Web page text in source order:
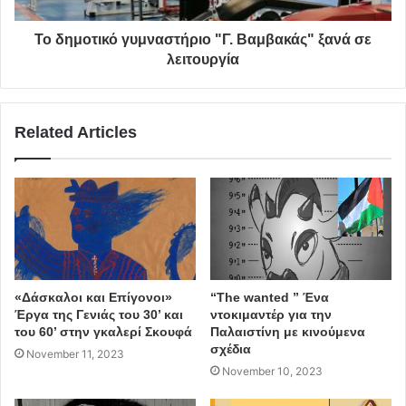
Το δημοτικό γυμναστήριο "Γ. Βαμβακάς" ξανά σε
λειτουργία
Related Articles
«Δάσκαλοι και Επίγονοι»
Έργα της Γενιάς του 30’ και
του 60’ στην γκαλερί Σκουφά
November 11, 2023
“The wanted ” Ένα
ντοκιμαντέρ για την
Παλαιστίνη με κινούμενα
σχέδια
November 10, 2023